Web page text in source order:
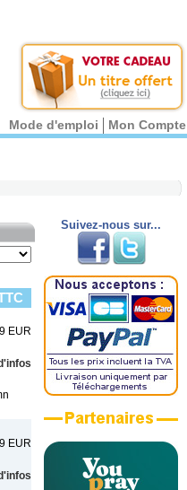
Mode d'emploi Mon Compte
EUR
EUR
Suivez-nous sur...